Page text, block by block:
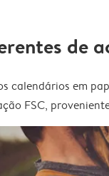
de
calendários em
FSC,